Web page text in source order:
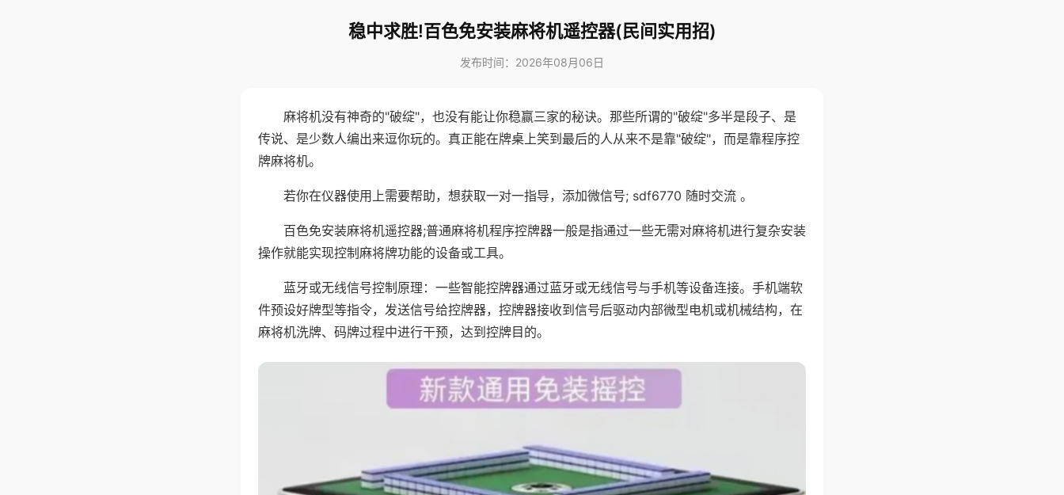
稳中求胜!百色免安装麻将机遥控器(民间实用招)
发布时间：2026年08月06日
麻将机没有神奇的"破绽"，也没有能让你稳赢三家的秘诀。那些所谓的"破绽"多半是段子、是
传说、是少数人编出来逗你玩的。真正能在牌桌上笑到最后的人从来不是靠"破绽"，而是靠程序控
牌麻将机。
若你在仪器使用上需要帮助，想获取一对一指导，添加微信号; sdf6770 随时交流 。
百色免安装麻将机遥控器;普通麻将机程序控牌器一般是指通过一些无需对麻将机进行复杂安装
操作就能实现控制麻将牌功能的设备或工具。
蓝牙或无线信号控制原理：一些智能控牌器通过蓝牙或无线信号与手机等设备连接。手机端软
件预设好牌型等指令，发送信号给控牌器，控牌器接收到信号后驱动内部微型电机或机械结构，在
麻将机洗牌、码牌过程中进行干预，达到控牌目的。